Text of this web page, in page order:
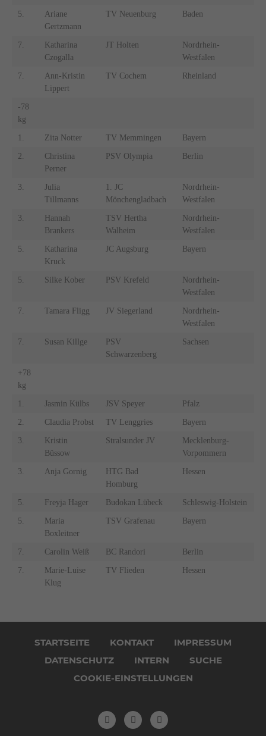
5.
Ariane
Gertzmann
TV Neuenburg Baden
7.
Katharina
Czogalla
JT Holten
Nordrhein-
Westfalen
7.
Ann-Kristin
Lippert
TV Cochem Rheinland
-78
kg
1. Zita Notter TV Memmingen Bayern
2.
Christina
Perner
PSV Olympia Berlin
3.
Julia
Tillmanns
1. JC
Mönchengladbach
Nordrhein-
Westfalen
3.
Hannah
Brankers
TSV Hertha
Walheim
Nordrhein-
Westfalen
5.
Katharina
Kruck
JC Augsburg Bayern
5. Silke Kober PSV Krefeld
Nordrhein-
Westfalen
7. Tamara Fligg JV Siegerland
Nordrhein-
Westfalen
7. Susan Killge
PSV
Schwarzenberg
Sachsen
+78
kg
1. Jasmin Külbs JSV Speyer Pfalz
2. Claudia Probst TV Lenggries Bayern
3.
Kristin
Büssow
Stralsunder JV
Mecklenburg-
Vorpommern
3. Anja Gornig
HTG Bad
Homburg
Hessen
5. Freyja Hager Budokan Lübeck Schleswig-Holstein
5.
Maria
Boxleitner
TSV Grafenau Bayern
7. Carolin Weiß BC Randori Berlin
7.
Marie-Luise
Klug
TV Flieden Hessen
überspringenSTARTSEITE KONTAKT
IMPRESSUM
DATENSCHUTZ
INTERN
SUCHE
COOKIE-EINSTELLUNGEN